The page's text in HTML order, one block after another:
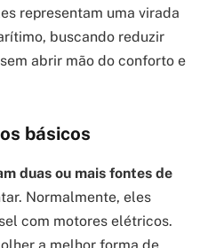
representam uma virada
buscando reduzir
abrir mão do conforto e
básicos
duas ou mais fontes de
Normalmente, eles
com motores elétricos.
a melhor forma de